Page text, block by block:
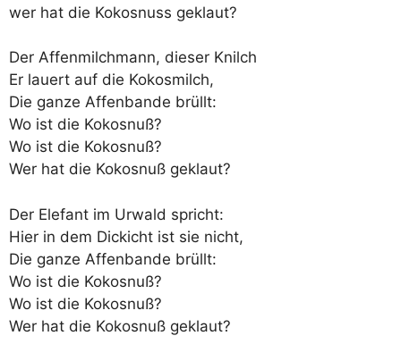
wer hat die Kokosnuss geklaut?
Der Affenmilchmann, dieser Knilch
Er lauert auf die Kokosmilch,
Die ganze Affenbande brüllt:
Wo ist die Kokosnuß?
Wo ist die Kokosnuß?
Wer hat die Kokosnuß geklaut?
Der Elefant im Urwald spricht:
Hier in dem Dickicht ist sie nicht,
Die ganze Affenbande brüllt:
Wo ist die Kokosnuß?
Wo ist die Kokosnuß?
Wer hat die Kokosnuß geklaut?